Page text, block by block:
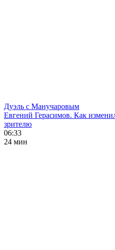
Дуэль с Манучаровым
Евгений Герасимов. Как
зрителю
06:33
24 мин